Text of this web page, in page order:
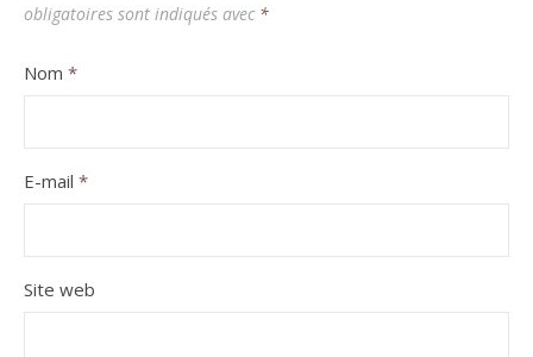
obligatoires sont indiqués avec *
Nom *
E-mail *
Site web